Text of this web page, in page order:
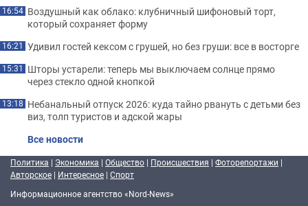
16:54 Воздушный как облако: клубничный шифоновый торт,
который сохраняет форму
16:21 Удивил гостей кексом с грушей, но без груши: все в восторге
15:31 Шторы устарели: теперь мы выключаем солнце прямо
через стекло одной кнопкой
13:18 Небанальный отпуск 2026: куда тайно рвануть с детьми без
виз, толп туристов и адской жары
Все новости
Политика | Экономика | Общество | Происшествия | Фоторепортажи |
Авторское | Интересное | Спорт
Информационное агентство «Nord-News»